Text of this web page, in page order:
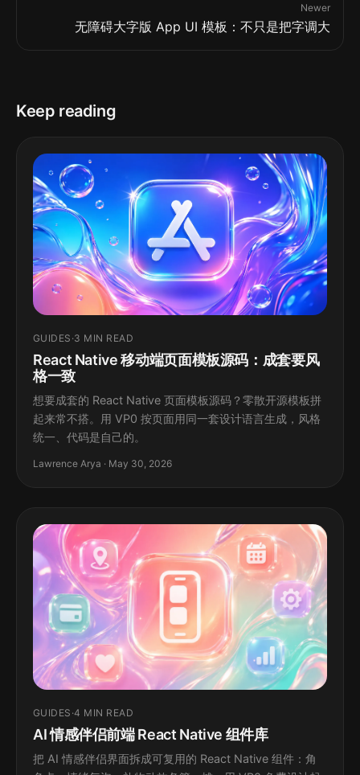
Newer
无障碍大字版 App UI 模板：不只是把字调大
Keep reading
GUIDES ·3 MIN READ
React Native 移动端页面模板源码：成套要风
格一致
想要成套的 React Native 页面模板源码？零散开源模板拼
起来常不搭。用 VP0 按页面用同一套设计语言生成，风格
统一、代码是自己的。
Lawrence Arya · May 30, 2026
GUIDES ·4 MIN READ
AI 情感伴侣前端 React Native 组件库
把 AI 情感伴侣界面拆成可复用的 React Native 组件：角